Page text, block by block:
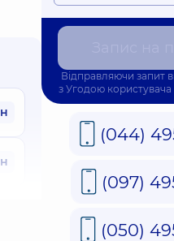
Відправляючи запит
з Угодою користувача
(044)
(097)
(050)